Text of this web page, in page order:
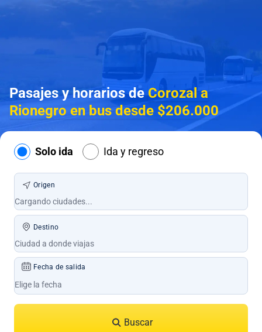
Pasajes y horarios deCorozal a
Rionegro en bus desde $206.000
Solo ida Ida y regreso
Origen
Destino
Fecha de salida
Buscar